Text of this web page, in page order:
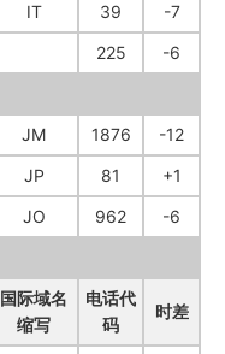
IT 39
-7
225 -6
JM 1876
-12
JP 81
+1
JO 962 -6
国际域名
缩写
电话代
码
时差